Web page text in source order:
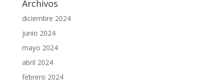
Archivos
diciembre 2024
junio 2024
mayo 2024
abril 2024
febrero 2024